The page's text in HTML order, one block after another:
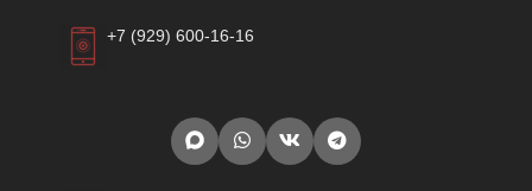
+7 (929) 600-16-16